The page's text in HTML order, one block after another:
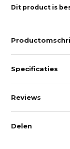
Dit product is
Specificaties
Reviews
Delen